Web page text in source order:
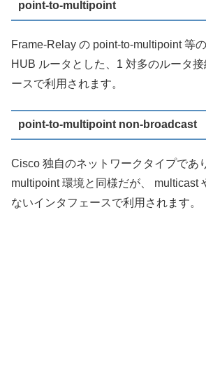
point-to-multipoint
Frame-Relay の point-to-multipoint 等
HUB ルータとした、1 対多のルータ
ースで利用されます。
point-to-multipoint non-broadcast
Cisco 独自のネットワークタイプであ
multipoint 環境と同様だが、 multicast
ないインタフェースで利用されます。